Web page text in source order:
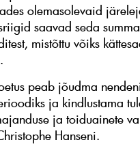
olemasolevaid
saavad seda
mistõttu võiks
peab jõudma
ja kindlustama
ja toiduainete
Hanseni.